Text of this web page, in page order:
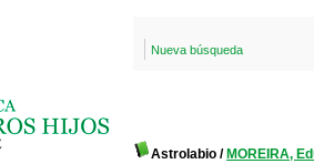
Nueva búsqueda
Astrolabio / MOREIRA,